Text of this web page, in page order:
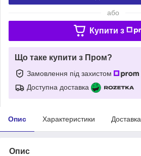
або
Купити з
Що таке купити з Пром?
Замовлення під захистом
Доступна доставка
Опис Характеристики Доставка
Опис